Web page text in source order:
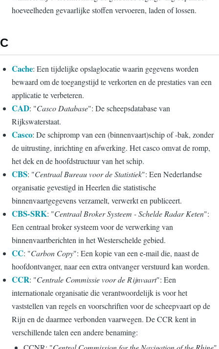
hoeveelheden gevaarlijke stoffen vervoeren, laden of lossen.
C
Cache: Een tijdelijke opslaglocatie waarin gegevens worden
bewaard om de toegangstijd te verkorten en de prestaties van een
applicatie te verbeteren.
CAD: "Casco Database": De scheepsdatabase van
Rijkswaterstaat.
Casco: De schipromp van een (binnenvaart)schip of -bak, zonder
de uitrusting, inrichting en afwerking. Het casco omvat de romp,
het dek en de hoofdstructuur van het schip.
CBS: "Centraal Bureau voor de Statistiek": Een Nederlandse
organisatie gevestigd in Heerlen die statistische
binnenvaartgegevens verzamelt, verwerkt en publiceert.
CBS-SRK: "Centraal Broker Systeem - Schelde Radar Keten":
Een centraal broker systeem voor de verwerking van
binnenvaartberichten in het Westerschelde gebied.
CC: "Carbon Copy": Een kopie van een e-mail die, naast de
hoofdontvanger, naar een extra ontvanger verstuurd kan worden.
CCR: "Centrale Commissie voor de Rijnvaart": Een
internationale organisatie die verantwoordelijk is voor het
vaststellen van regels en voorschriften voor de scheepvaart op de
Rijn en de daarmee verbonden vaarwegen. De CCR kent in
verschillende talen een andere benaming: